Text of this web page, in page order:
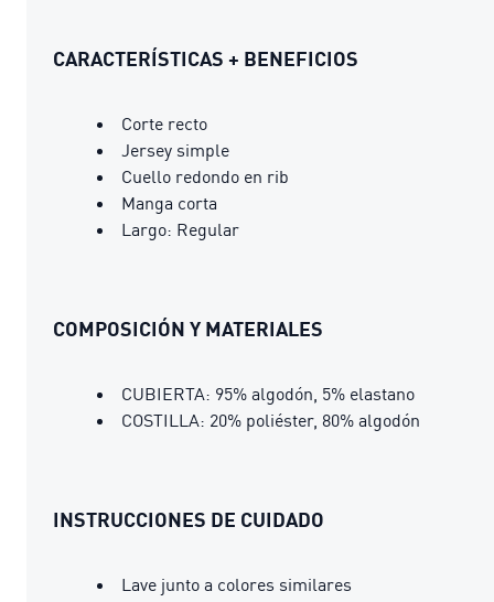
CARACTERÍSTICAS + BENEFICIOS
Corte recto
Jersey simple
Cuello redondo en rib
Manga corta
Largo: Regular
COMPOSICIÓN Y MATERIALES
CUBIERTA: 95% algodón, 5% elastano
COSTILLA: 20% poliéster, 80% algodón
INSTRUCCIONES DE CUIDADO
Lave junto a colores similares